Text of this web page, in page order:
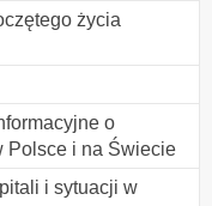
życia
o
Polsce i na Świecie
i sytuacji w